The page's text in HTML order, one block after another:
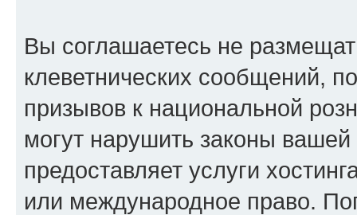
Вы соглашаетесь не
клеветнических сообщений,
призывов к национальной
могут нарушить законы
предоставляет услуги
или международное право.